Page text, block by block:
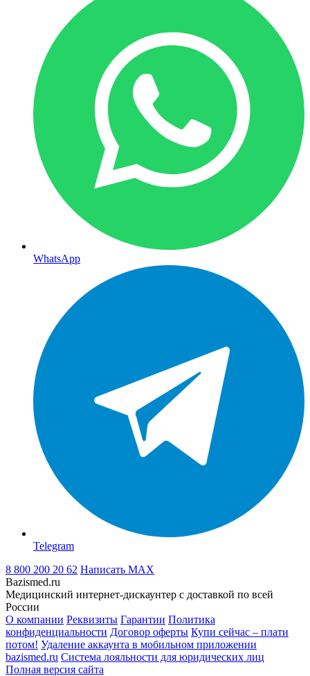
WhatsApp
Telegram
8 800 200 20 62 Написать MAX
Bazismed.ru
Медицинский интернет-дискаунтер с доставкой по всей
России
О компании Реквизиты Гарантии Политика
конфиденциальности Договор оферты Купи сейчас – плати
потом! Удаление аккаунта в мобильном приложении
bazismed.ru Система лояльности для юридических лиц
Полная версия сайта